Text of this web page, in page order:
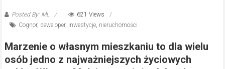
Posted By: ML
621 Views
Cognor, deweloper, inwestycje, nieruchomości
Marzenie o własnym mieszkaniu to dla wielu
osób jedno z najważniejszych życiowych